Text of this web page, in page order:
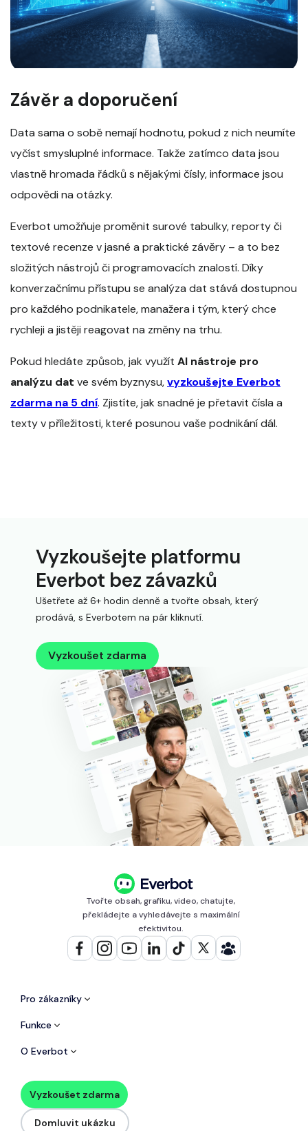
Závěr a doporučení
Data sama o sobě nemají hodnotu, pokud z nich neumíte
vyčíst smysluplné informace. Takže zatímco data jsou
vlastně hromada řádků s nějakými čísly, informace jsou
odpovědi na otázky.
Everbot umožňuje proměnit surové tabulky, reporty či
textové recenze v jasné a praktické závěry – a to bez
složitých nástrojů či programovacích znalostí. Díky
konverzačnímu přístupu se analýza dat stává dostupnou
pro každého podnikatele, manažera i tým, který chce
rychleji a jistěji reagovat na změny na trhu.
Pokud hledáte způsob, jak využít AI nástroje pro
analýzu dat ve svém byznysu,vyzkoušejte Everbot
zdarma na 5 dní. Zjistíte, jak snadné je přetavit čísla a
texty v příležitosti, které posunou vaše podnikání dál.
Vyzkoušejte platformu
Everbot bez závazků
Ušetřete až 6+ hodin denně a tvořte obsah, který
prodává, s Everbotem na pár kliknutí.
Vyzkoušet zdarma
Tvořte obsah, grafiku, video, chatujte,
překládejte a vyhledávejte s maximální
efektivitou.
Pro zákazníky
Funkce
O Everbot
Vyzkoušet zdarma
Domluvit ukázku